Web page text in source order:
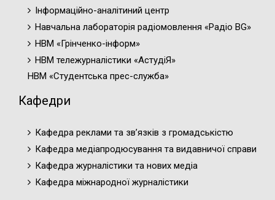
Інформаційно-аналітиний центр
Навчальна лабораторія радіомовлення «Радіо BG»
НВМ «Грінченко-інформ»
НВМ тележурналістики «АстудіЯ»
НВМ «Студентська прес-служба»
Кафедри
Кафедра реклами та зв’язків з громадськістю
Кафедра медіапродюсування та видавничої справи
Кафедра журналістики та нових медіа
Кафедра міжнародної журналістики